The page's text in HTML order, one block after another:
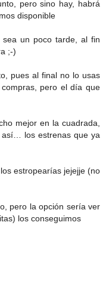
pero sino hay, habrá
disponible
un poco tarde, al fin
;-)
pues al final no lo usas
pero el día que
mejor en la cuadrada,
los estrenas que ya
estropearías jejejje (no
pero la opción sería ver
los conseguimos